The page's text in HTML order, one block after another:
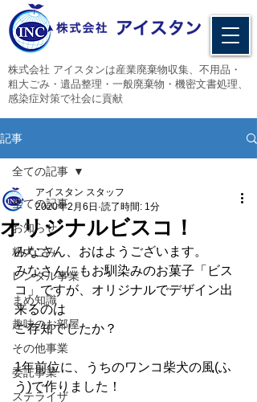
​株式会社 アイスタンは産業廃棄物収集、不用品・
粗大ごみ・遺品整理・一般廃棄物・機密文書処理、
感染症対策で社会に貢献
記事
全ての記事
お知らせ
粗大ごみ
レンタル事業
まめ知識
趣味のお部屋
その他事業
委託事業
ステライザ
全ての記事
オリジナルビスコ！
アイスタン スタッフ
2020年2月6日 読了時間: 1分
みなさん、おはようございます。
みなさんにもお馴染みのお菓子「ビス
コ」ですが、オリジナルでデザイン出
来るのは
ご存知でしたか？
1年前位に、うちのワンコ柴犬の風(ふ
う)で作りました！